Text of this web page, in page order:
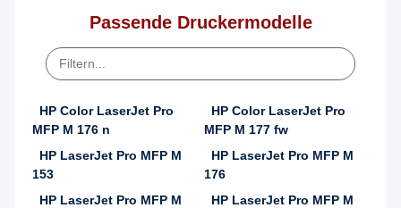
Passende Druckermodelle
HP Color LaserJet Pro
MFP M 176 n
HP Color LaserJet Pro
MFP M 177 fw
HP LaserJet Pro MFP M
153
HP LaserJet Pro MFP M
176
HP LaserJet Pro MFP M
HP LaserJet Pro MFP M